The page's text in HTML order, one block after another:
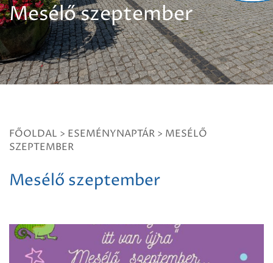
Mesélő szeptember
FŐOLDAL > ESEMÉNYNAPTÁR > MESÉLŐ
SZEPTEMBER
Mesélő szeptember